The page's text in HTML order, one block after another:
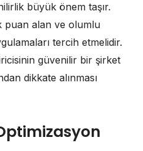
büyük önem taşır.
puan alan ve olumlu
tercih etmelidir.
güvenilir bir şirket
dikkate alınması